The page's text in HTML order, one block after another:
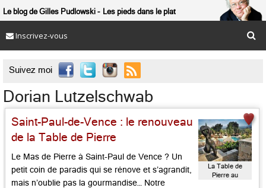
Le blog de Gilles Pudlowski Les pieds dans le plat
Inscrivez-vous
Suivez moi 
Dorian Lutzelschwab
Saint-Paul-de-Vence : le renouveau
de la Table de Pierre
Le Mas de Pierre à Saint-Paul de Vence ? Un
petit coin de paradis qui se rénove et s’agrandit,
mais n’oublie pas la gourmandise… Notre
La Table de
Pierre au